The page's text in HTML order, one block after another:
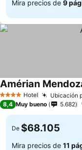
Mira precios de 9
4 EstrellasHotel Ubicación
Amérian
8,4 Muy bueno 5.682
De $68.105
Mira precios de 11